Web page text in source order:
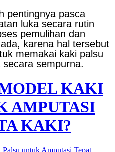
pentingnya pasca
luka secara rutin
pemulihan dan
karena hal tersebut
memakai kaki palsu
sempurna.
KAKI
AMPUTASI
KAKI?